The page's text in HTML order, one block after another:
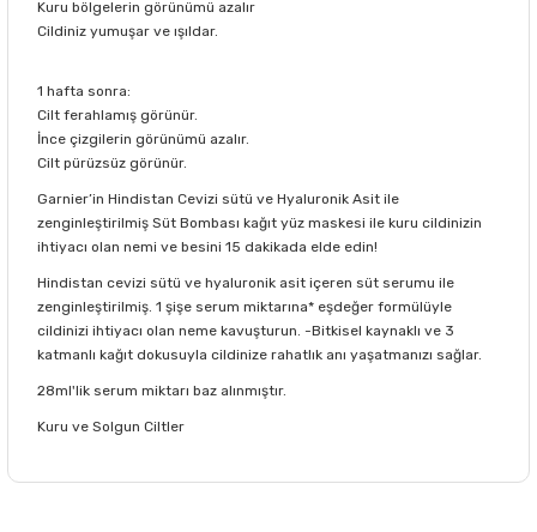
Kuru bölgelerin görünümü azalır
Cildiniz yumuşar ve ışıldar.
1 hafta sonra:
Cilt ferahlamış görünür.
İnce çizgilerin görünümü azalır.
Cilt pürüzsüz görünür.
Garnier’in Hindistan Cevizi sütü ve Hyaluronik Asit ile
zenginleştirilmiş Süt Bombası kağıt yüz maskesi ile kuru cildinizin
ihtiyacı olan nemi ve besini 15 dakikada elde edin!
Hindistan cevizi sütü ve hyaluronik asit içeren süt serumu ile
zenginleştirilmiş. 1 şişe serum miktarına* eşdeğer formülüyle
cildinizi ihtiyacı olan neme kavuşturun. -Bitkisel kaynaklı ve 3
katmanlı kağıt dokusuyla cildinize rahatlık anı yaşatmanızı sağlar.
28ml'lik serum miktarı baz alınmıştır.
Kuru ve Solgun Ciltler